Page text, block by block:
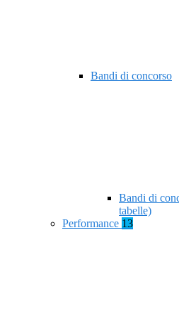
Bandi di concorso
Bandi di
tabelle)
Performance 13